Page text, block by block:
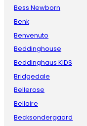
Bess Newborn
Benk
Benvenuto
Beddinghouse
Beddinghaus KIDS
Bridgedale
Bellerose
Bellaire
Becksondergaard